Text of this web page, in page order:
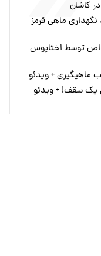
کاشان
ماهی قرمز
توسط اختاپوس
ماهیگیری + ویدئو
یک سقف! + ویدئو